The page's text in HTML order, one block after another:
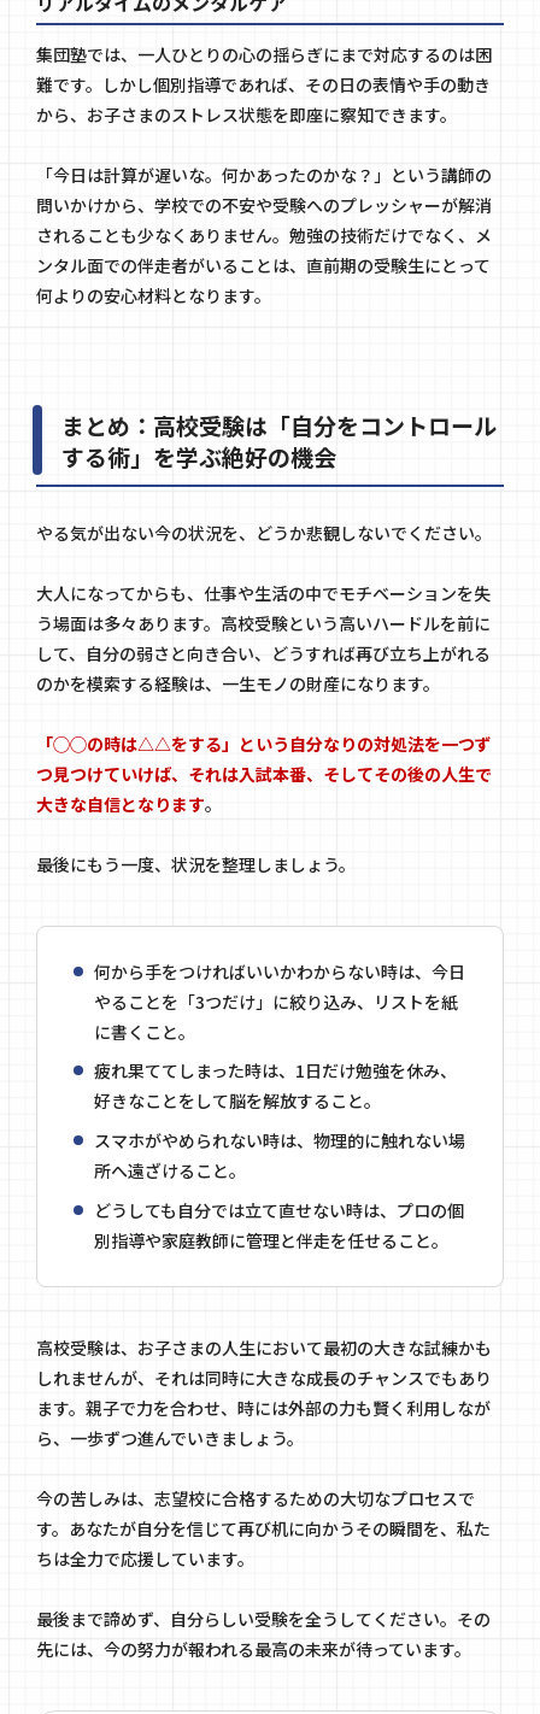
集団塾では、一人ひとりの心の揺らぎにまで対応するのは困
難です。しかし個別指導であれば、その日の表情や手の動き
から、お子さまのストレス状態を即座に察知できます。
「今日は計算が遅いな。何かあったのかな？」という講師の
問いかけから、学校での不安や受験へのプレッシャーが解消
されることも少なくありません。勉強の技術だけでなく、メ
ンタル面での伴走者がいることは、直前期の受験生にとって
何よりの安心材料となります。
まとめ：高校受験は「自分をコントロール
する術」を学ぶ絶好の機会
やる気が出ない今の状況を、どうか悲観しないでください。
大人になってからも、仕事や生活の中でモチベーションを失
う場面は多々あります。高校受験という高いハードルを前に
して、自分の弱さと向き合い、どうすれば再び立ち上がれる
のかを模索する経験は、一生モノの財産になります。
「◯◯の時は△△をする」という自分なりの対処法を一つず
つ見つけていけば、それは入試本番、そしてその後の人生で
大きな自信となります。
最後にもう一度、状況を整理しましょう。
何から手をつければいいかわからない時は、今日
やることを「3つだけ」に絞り込み、リストを紙
に書くこと。
疲れ果ててしまった時は、1日だけ勉強を休み、
好きなことをして脳を解放すること。
スマホがやめられない時は、物理的に触れない場
所へ遠ざけること。
どうしても自分では立て直せない時は、プロの個
別指導や家庭教師に管理と伴走を任せること。
高校受験は、お子さまの人生において最初の大きな試練かも
しれませんが、それは同時に大きな成長のチャンスでもあり
ます。親子で力を合わせ、時には外部の力も賢く利用しなが
ら、一歩ずつ進んでいきましょう。
今の苦しみは、志望校に合格するための大切なプロセスで
す。あなたが自分を信じて再び机に向かうその瞬間を、私た
ちは全力で応援しています。
最後まで諦めず、自分らしい受験を全うしてください。その
先には、今の努力が報われる最高の未来が待っています。